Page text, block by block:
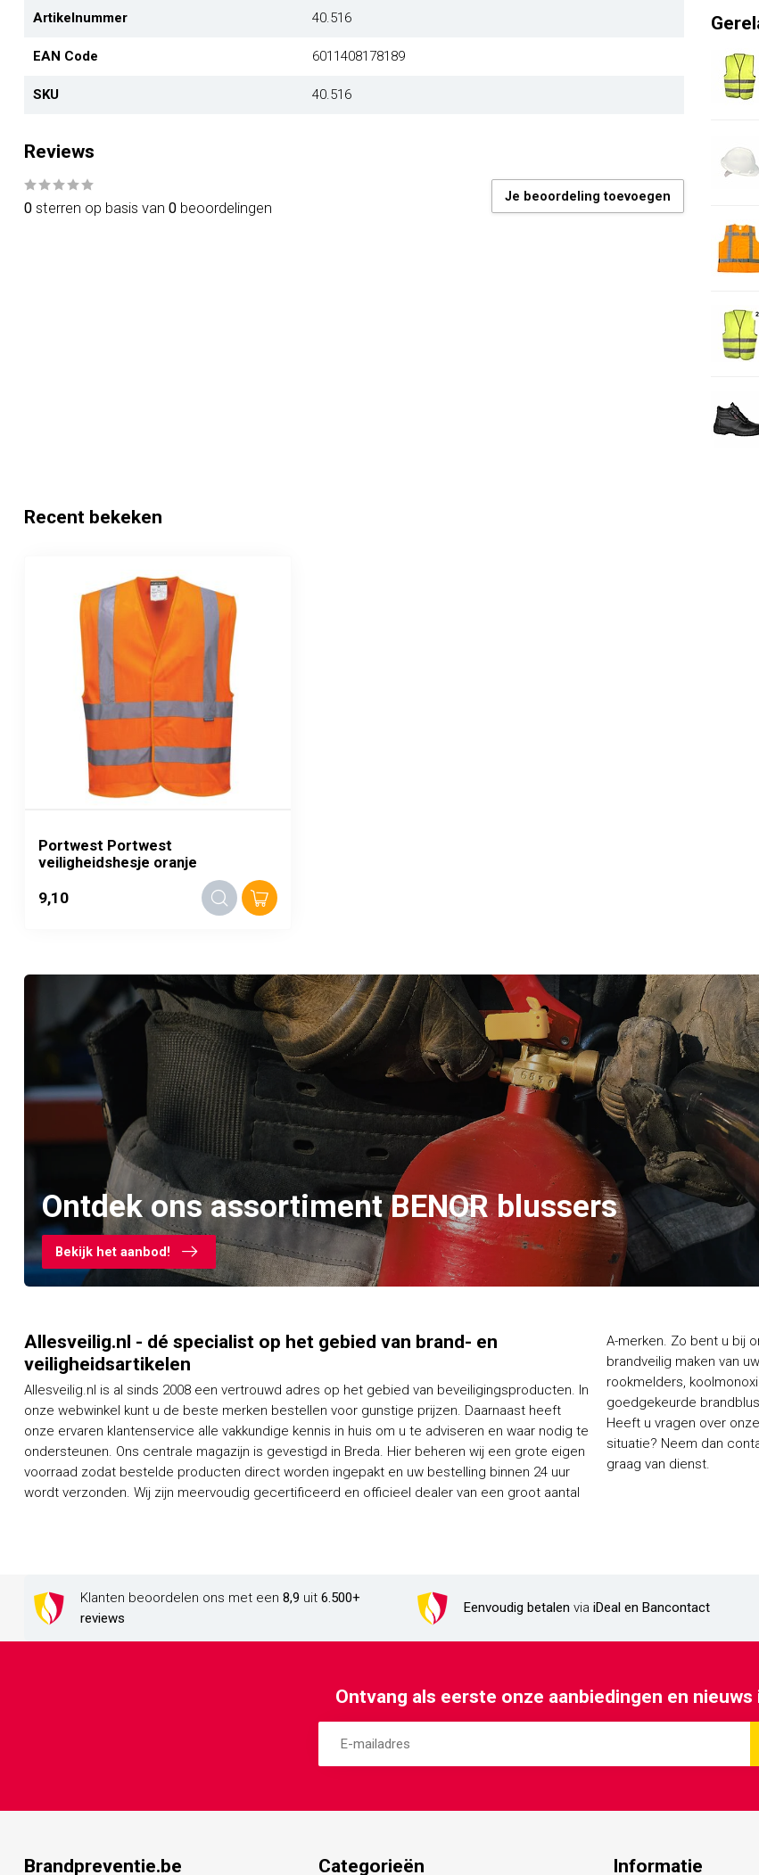
Artikelnummer 40.516
EAN Code 6011408178189
SKU 40.516
Reviews
0 sterren op basis van 0 beoordelingen
Je beoordeling toevoegen
Recent bekeken
Portwest Portwest
veiligheidshesje oranje
9,10
Ontdek ons assortiment BENOR blussers
Bekijk het aanbod!
Allesveilig.nl - dé specialist op het gebied van brand- en
veiligheidsartikelen
Allesveilig.nl is al sinds 2008 een vertrouwd adres op het gebied van beveiligingsproducten. In
onze webwinkel kunt u de beste merken bestellen voor gunstige prijzen. Daarnaast heeft
onze ervaren klantenservice alle vakkundige kennis in huis om u te adviseren en waar nodig te
ondersteunen. Ons centrale magazijn is gevestigd in Breda. Hier beheren wij een grote eigen
voorraad zodat bestelde producten direct worden ingepakt en uw bestelling binnen 24 uur
wordt verzonden. Wij zijn meervoudig gecertificeerd en officieel dealer van een groot aantal
A-merken. Zo bent u bij
brandveilig maken van
rookmelders,
goedgekeurde
Heeft u vragen over
situatie? Neem dan
graag van dienst.
Klanten beoordelen ons met een 8,9 uit 6.500+
reviews
Eenvoudig betalen via iDeal en Bancontact
Ontvang als eerste onze aanbiedingen en nieuws
Brandpreventie.be Categorieën Informatie